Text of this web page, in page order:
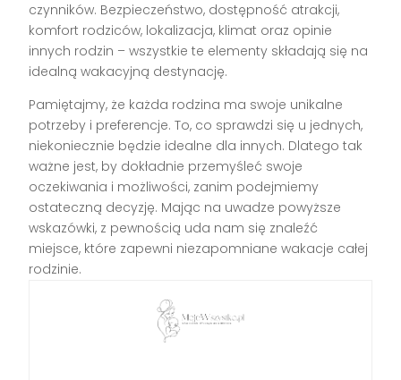
czynników. Bezpieczeństwo, dostępność atrakcji,
komfort rodziców, lokalizacja, klimat oraz opinie
innych rodzin – wszystkie te elementy składają się na
idealną wakacyjną destynację.
Pamiętajmy, że każda rodzina ma swoje unikalne
potrzeby i preferencje. To, co sprawdzi się u jednych,
niekoniecznie będzie idealne dla innych. Dlatego tak
ważne jest, by dokładnie przemyśleć swoje
oczekiwania i możliwości, zanim podejmiemy
ostateczną decyzję. Mając na uwadze powyższe
wskazówki, z pewnością uda nam się znaleźć
miejsce, które zapewni niezapomniane wakacje całej
rodzinie.